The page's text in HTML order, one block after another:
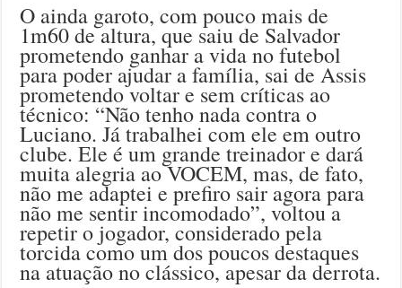
O ainda garoto, com pouco mais de
1m60 de altura, que saiu de Salvador
prometendo ganhar a vida no futebol
para poder ajudar a família, sai de Assis
prometendo voltar e sem críticas ao
técnico: “Não tenho nada contra o
Luciano. Já trabalhei com ele em outro
clube. Ele é um grande treinador e dará
muita alegria ao VOCEM, mas, de fato,
não me adaptei e prefiro sair agora para
não me sentir incomodado”, voltou a
repetir o jogador, considerado pela
torcida como um dos poucos destaques
na atuação no clássico, apesar da derrota.